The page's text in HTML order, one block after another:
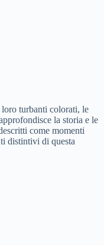
turbanti colorati, le
la storia e le
come momenti
distintivi di questa